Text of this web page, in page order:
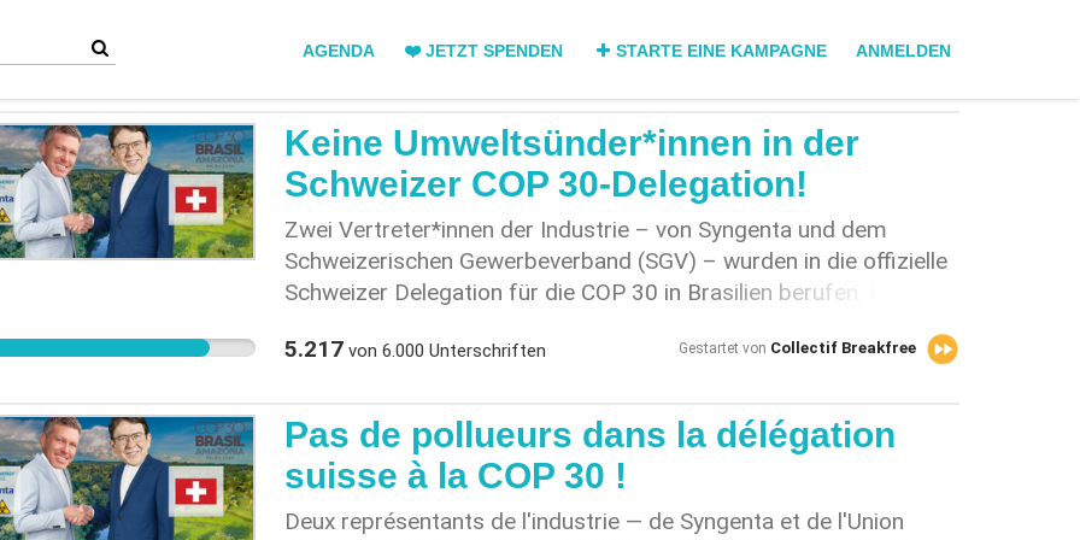
AGENDA ❤️ JETZT SPENDEN STARTE EINE KAMPAGNE ANMELDEN
Keine Umweltsünder*innen in der
Schweizer COP 30-Delegation!
Zwei Vertreter*innen der Industrie – von Syngenta und dem
Schweizerischen Gewerbeverband (SGV) – wurden in die offizielle
Schweizer Delegation für die COP 30 in Brasilien berufen. Es
direktem Widerspruch zu den Klima- und
wurde von Albert Rösti, dem Vorsteher des UVEK, in die offizielle
Schweizer Delegation für die COP 30 in Brasilien berufen.
Syngenta wird derzeit von der brasilianischen Umweltbehörde
IBAMA verklagt. Der Konzern hat massiv für die Schwächung des
5.217von 6.000 Unterschriften Gestartet von Collectif Breakfree
Pas de pollueurs dans la délégation
suisse à la COP 30 !
Deux représentants de l'industrie — de Syngenta et de l'Union